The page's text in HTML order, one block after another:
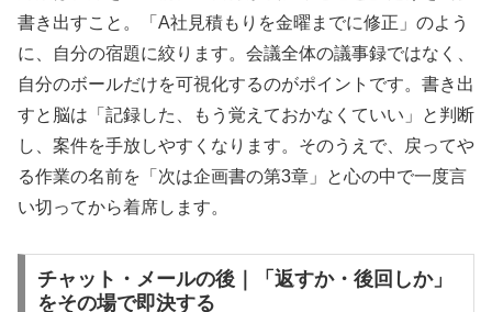
書き出すこと。「A社見積もりを金曜までに修正」のよう
に、自分の宿題に絞ります。会議全体の議事録ではなく、
自分のボールだけを可視化するのがポイントです。書き出
すと脳は「記録した、もう覚えておかなくていい」と判断
し、案件を手放しやすくなります。そのうえで、戻ってや
る作業の名前を「次は企画書の第3章」と心の中で一度言
い切ってから着席します。
チャット・メールの後｜「返すか・後回しか」
をその場で即決する